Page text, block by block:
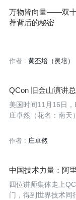
万物皆向量——双
荐背后的秘密
作者 : 黄丕培（灵培）
QCon 旧金山演讲
美国时间11月16日
庄卓然（花名：南天
BILE
这个超级App的技术
作者 : 庄卓然
中国技术力量：阿
四位讲师集体走上
门，得到世界技术同